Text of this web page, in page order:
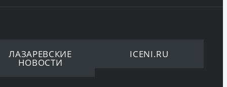
ЛАЗАРЕВСКИЕ
НОВОСТИ
ICENI.RU